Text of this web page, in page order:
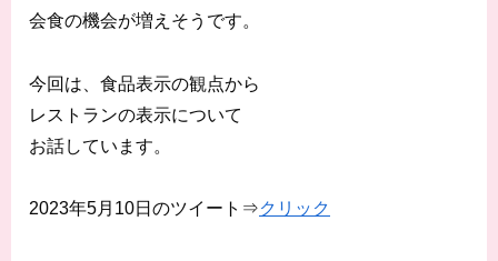
会食の機会が増えそうです。
今回は、食品表示の観点から
レストランの表示について
お話しています。
2023年5月10日のツイート⇒クリック